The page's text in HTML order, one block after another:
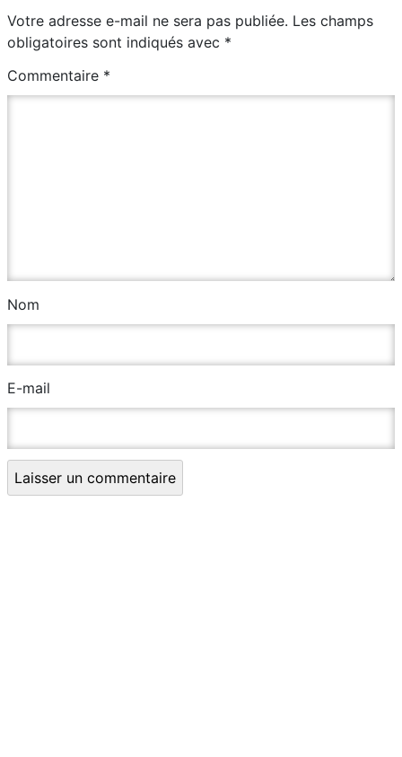
Votre adresse e-mail ne sera pas publiée. Les champs
obligatoires sont indiqués avec *
Commentaire *
Nom
E-mail